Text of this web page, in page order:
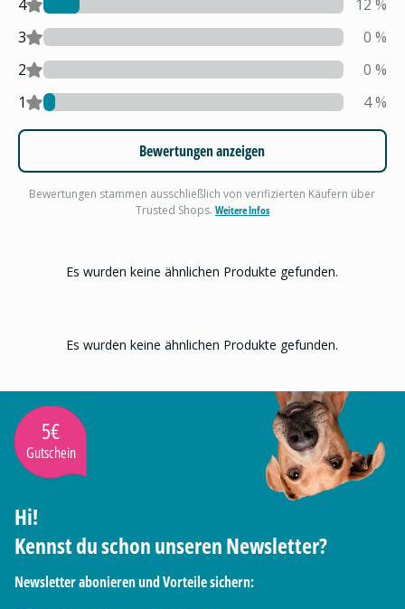
4 12 %
3
0 %
2
0 %
1
4%
Bewertungen anzeigen
Bewertungen stammen ausschließlich von verifizierten Käufern über
Trusted Shops. Weitere Infos
Es wurden keine ähnlichen Produkte gefunden.
Es wurden keine ähnlichen Produkte gefunden.
5€
Gutschein
Hi!
Kennst du schon unseren Newsletter?
Newsletter abonieren und Vorteile sichern: